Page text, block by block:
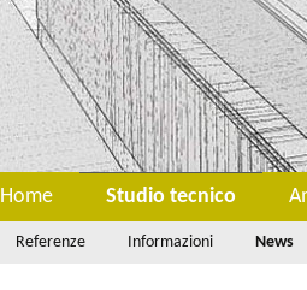
Home Studio tecnico
Referenze Informazioni News